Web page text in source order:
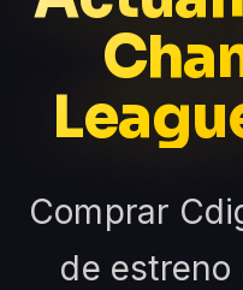
Comprar
de